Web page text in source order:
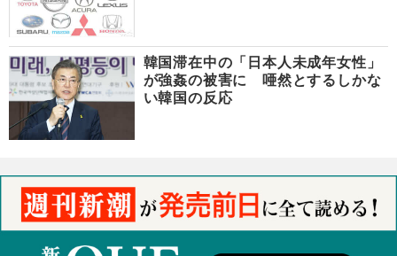
韓国滞在中の「日本人未成年女性」
が強姦の被害に 唖然とするしかな
い韓国の反応